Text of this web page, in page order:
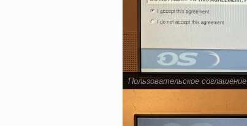
Пользовательское соглашение